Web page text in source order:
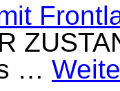
…